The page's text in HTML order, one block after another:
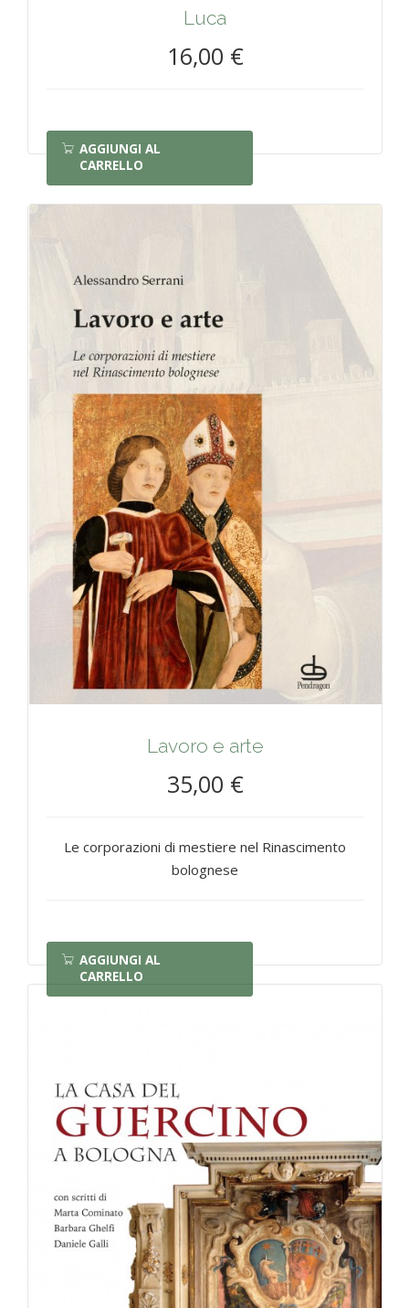
Luca
16,00 €
AGGIUNGI AL
CARRELLO
Lavoro e arte
35,00 €
Le corporazioni di mestiere nel Rinascimento
bolognese
AGGIUNGI AL
CARRELLO